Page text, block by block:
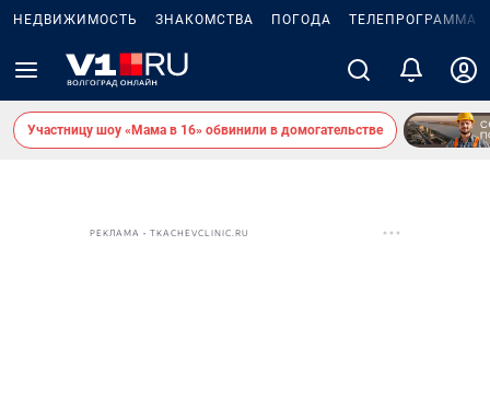
НЕДВИЖИМОСТЬ ЗНАКОМСТВА ПОГОДА ТЕЛЕПРОГРАММА
Участницу шоу «Мама в 16» обвинили в домогательстве
РЕКЛАМА • TKACHEVCLINIC.RU